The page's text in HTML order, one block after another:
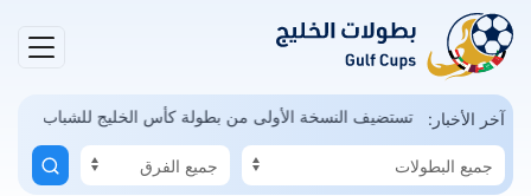
آخر الأخبار:السعودية تستضيف النسخة الأولى من بطولة كأس الخليج للشباب